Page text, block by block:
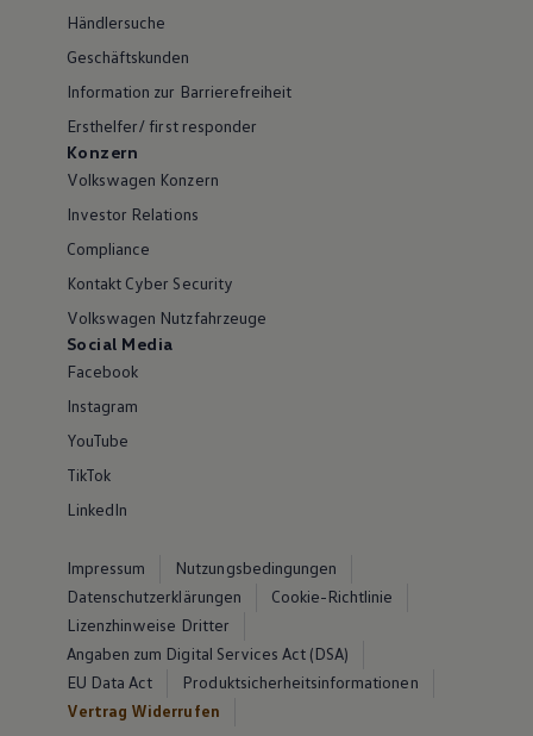
Händlersuche
Geschäftskunden
Information zur Barrierefreiheit
Ersthelfer/ first responder
Konzern
Volkswagen Konzern
Investor Relations
Compliance
Kontakt Cyber Security
Volkswagen Nutzfahrzeuge
Social Media
Facebook
Instagram
YouTube
TikTok
LinkedIn
Impressum
Nutzungsbedingungen
Datenschutzerklärungen
Cookie-Richtlinie
Lizenzhinweise Dritter
Angaben zum Digital Services Act (DSA)
EU Data Act
Produktsicherheitsinformationen
Vertrag Widerrufen